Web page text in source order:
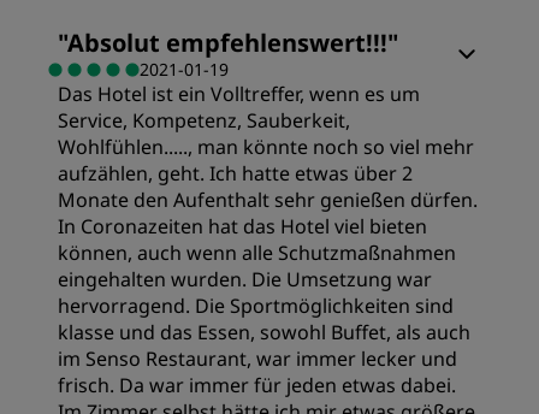
Lage
Service
"Absolut empfehlenswert!!!"
2021-01-19
Das Hotel ist ein Volltreffer, wenn es um
Service, Kompetenz, Sauberkeit,
Wohlfühlen....., man könnte noch so viel mehr
aufzählen, geht. Ich hatte etwas über 2
Monate den Aufenthalt sehr genießen dürfen.
In Coronazeiten hat das Hotel viel bieten
können, auch wenn alle Schutzmaßnahmen
eingehalten wurden. Die Umsetzung war
hervorragend. Die Sportmöglichkeiten sind
klasse und das Essen, sowohl Buffet, als auch
im Senso Restaurant, war immer lecker und
frisch. Da war immer für jeden etwas dabei.